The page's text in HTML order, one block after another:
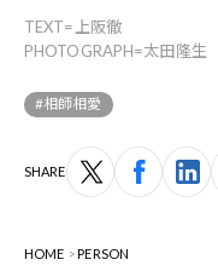
TEXT=上阪徹
PHOTOGRAPH=太田隆生
#相師相愛
SHARE
HOME
PERSON